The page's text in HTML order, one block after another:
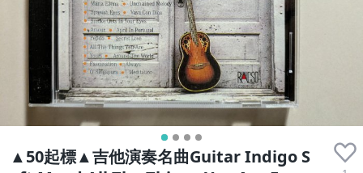
▲50起標▲吉他演奏名曲Guitar Indigo S